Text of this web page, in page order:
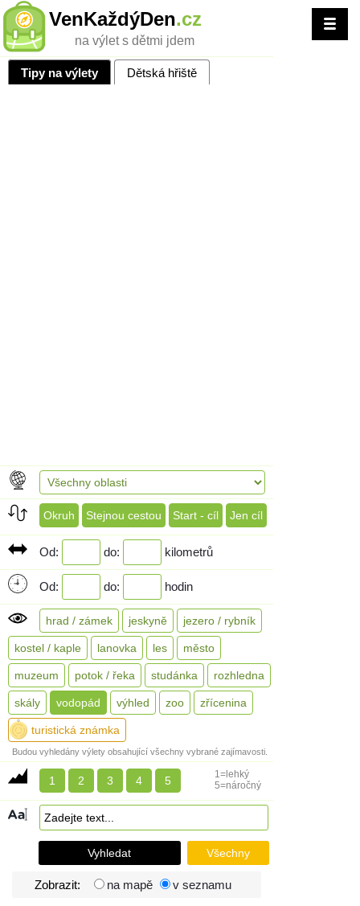
VenKaždýDen.cz
na výlet s dětmi jdem
Tipy na výlety Dětská hřiště
Okruh Stejnou cestou Start - cíl Jen cíl
Od: do: kilometrů
Od: do: hodin
hrad / zámek jeskyně jezero / rybník
kostel / kaple lanovka les město
muzeum potok / řeka studánka rozhledna
skály vodopád výhled zoo zřícenina
turistická známka
Budou vyhledány výlety obsahující všechny vybrané zajímavosti.
1 2 3 4 5
1=lehký
5=náročný
Zobrazit: na mapě v seznamu